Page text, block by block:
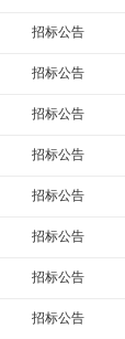
招标公告
招标公告
招标公告
招标公告
招标公告
招标公告
招标公告
招标公告